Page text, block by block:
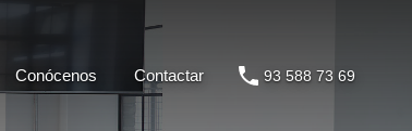
Conócenos Contactar 93 588 73 69